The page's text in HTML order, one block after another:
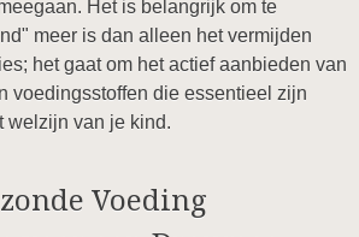
Het is belangrijk om te
meer is dan alleen het vermijden
het gaat om het actief aanbieden van
voedingsstoffen die essentieel zijn
welzijn van je kind.
Voeding